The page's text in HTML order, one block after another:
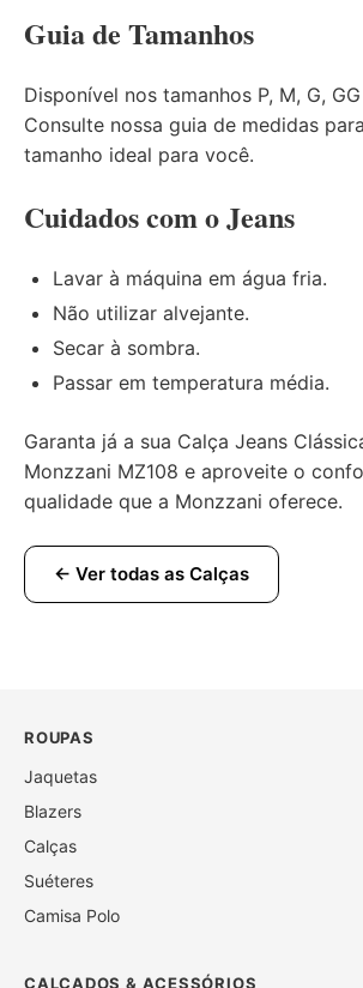
Guia de Tamanhos
Disponível nos tamanhos P, M, G, GG
Consulte nossa guia de medidas
tamanho ideal para você.
Cuidados com o Jeans
Lavar à máquina em água fria.
Não utilizar alvejante.
Secar à sombra.
Passar em temperatura média.
Garanta já a sua Calça Jeans
Monzzani MZ108 e aproveite o
qualidade que a Monzzani oferece.
← Ver todas as Calças
ROUPAS
Jaquetas
Blazers
Calças
Suéteres
Camisa Polo
CALÇADOS & ACESSÓRIOS